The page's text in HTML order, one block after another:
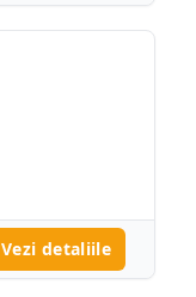
Vezi detaliile